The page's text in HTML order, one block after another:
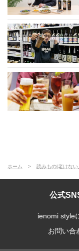
ホーム 読みもの[老けな
公式
ienomi style
お問い合